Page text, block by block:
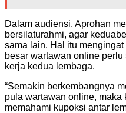
Dalam audiensi, Aprohan
bersilaturahmi, agar
sama lain. Hal itu
besar wartawan online
kerja kedua lembaga.
“Semakin berkembangnya
pula wartawan online, maka
memahami kupoksi antar